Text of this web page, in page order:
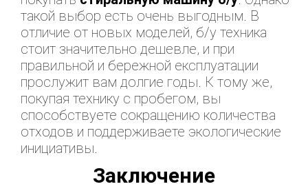
такой выбор есть очень выгодным. В
отличие от новых моделей, б/у техника
стоит значительно дешевле, и при
правильной и бережной експлуатации
прослужит вам долгие годы. К тому же,
покупая технику с пробегом, вы
способствуете сокращению количества
отходов и поддерживаете экологические
инициативы.
Заключение